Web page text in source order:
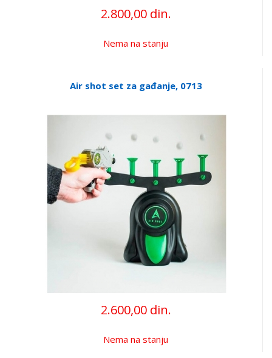
2.800,00 din.
Nema na stanju
Air shot set za gađanje, 0713
2.600,00 din.
Nema na stanju